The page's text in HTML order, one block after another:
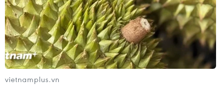
con số nhiều thứ 2, chỉ sau Vũ Hán, trong các thành phố
của tỉnh Hồ Bắc.
vietnamplus.vn